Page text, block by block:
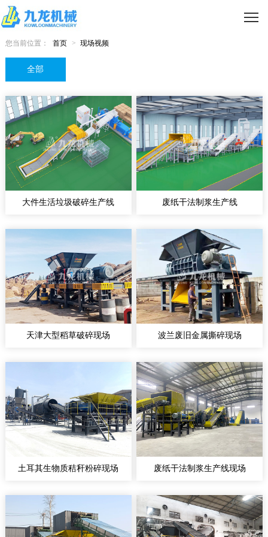
您当前位置： 首页 > 现场视频
全部
大件生活垃圾破碎生产线 废纸干法制浆生产线
天津大型稻草破碎现场 波兰废旧金属撕碎现场
土耳其生物质秸秆粉碎现场 废纸干法制浆生产线现场